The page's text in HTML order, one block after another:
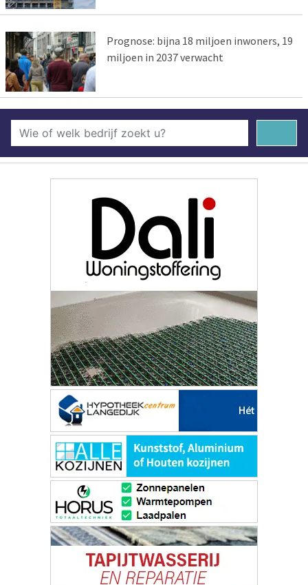
Prognose: bijna 18 miljoen inwoners, 19
miljoen in 2037 verwacht